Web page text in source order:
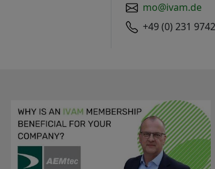
mo@ivam.de
+49 (0) 231